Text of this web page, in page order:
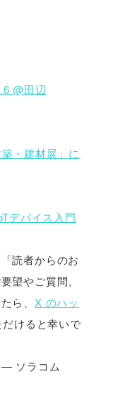
@田辺
・建材展」に
デバイス入門
読者からのお
望やご質問、
ら、 X のハッ
けると幸いで
― ソラコム